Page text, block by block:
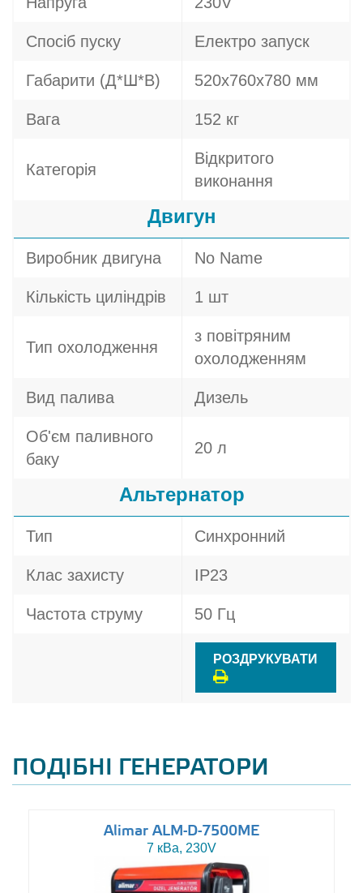
Спосіб пуску Електро запуск
Габарити (Д*Ш*В) 520x760x780 мм
Вага 152 кг
Категорія
Відкритого
виконання
Двигун
Виробник двигуна No Name
Кількість циліндрів 1 шт
Тип охолодження
з повітряним
охолодженням
Вид палива Дизель
Об'єм паливного
баку
20 л
Альтернатор
Тип Синхронний
Клас захисту IP23
Частота струму 50 Гц
РОЗДРУКУВАТИ
ПОДІБНІ ГЕНЕРАТОРИ
Alimar ALM-D-7500ME
7 кВа, 230V